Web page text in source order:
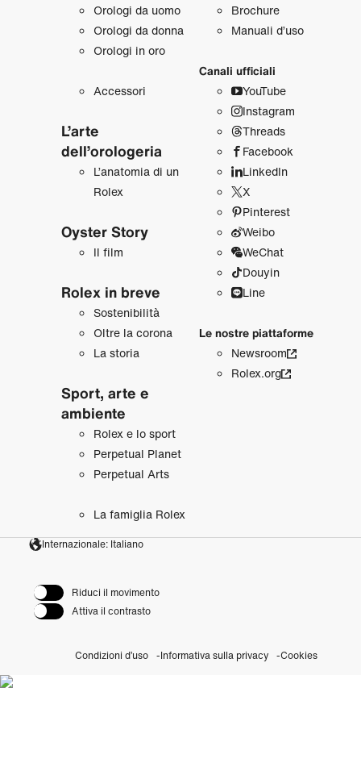
Orologi da uomo
Orologi da donna
Orologi in oro
Accessori
L’arte
dell’orologeria
L’anatomia di un
Rolex
Oyster Story
Il film
Rolex in breve
Sostenibilità
Oltre la corona
La storia
Sport, arte e
ambiente
Rolex e lo sport
Perpetual Planet
Perpetual Arts
La famiglia Rolex
Brochure
Manuali d’uso
Canali ufficiali
YouTube
Instagram
Threads
Facebook
LinkedIn
X
Pinterest
Weibo
WeChat
Douyin
Line
Le nostre piattaforme
Newsroom
Rolex.org
Internazionale: Italiano
Riduci il movimento
Attiva il contrasto
Condizioni d’uso Informativa sulla privacy Cookies